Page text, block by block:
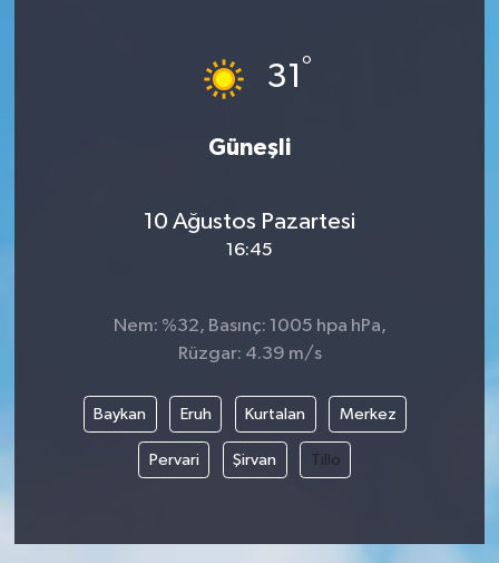
31 °
Güneşli
10 Ağustos Pazartesi
16:45
Nem: %32, Basınç: 1005 hpa hPa,
Rüzgar: 4.39 m/s
Baykan Eruh Kurtalan Merkez
Pervari Şirvan Tillo